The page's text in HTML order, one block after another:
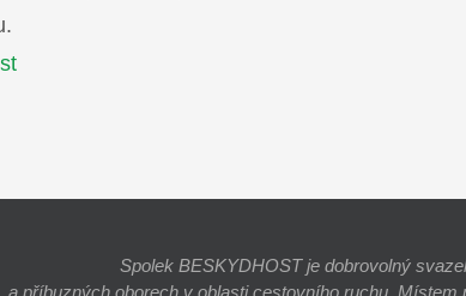
Spolek BESKYDHOST je dobrovolný
a příbuzných oborech v oblasti cestovního ruchu.